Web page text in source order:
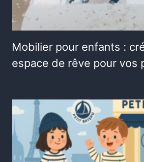
Mobilier pour enfants :
espace de rêve pour vos